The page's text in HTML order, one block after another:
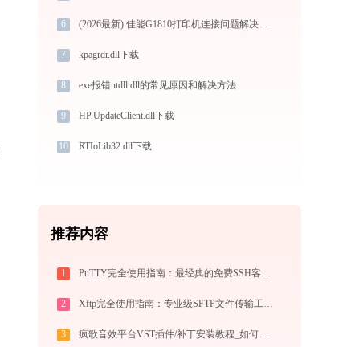
6 (2026最新) 佳能G1810打印机连接问题解决方法 -金山毒霸
7 kpagrdr.dll下载
8 exe报错ntdll.dll的常见原因和解决方法
9 HP.UpdateClient.dll下载
10 RTIoLib32.dll下载
推荐内容
1 PuTTY完全使用指南：最经典的免费SSH客户端从连接到精通（2026最新）
2 Xftp完全使用指南：专业级SFTP文件传输工具从安装到精通（2026最新）
3 疯歌音效平台VST插件/补丁安装教程_如何加载插件效果包